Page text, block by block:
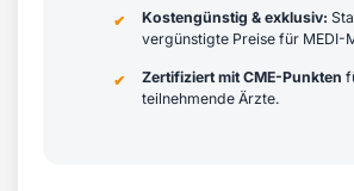
✔ Kostengünstig & exklusiv:
vergünstigte Preise für MEDI-
✔ Zertifiziert mit CME-Punkten
teilnehmende Ärzte.